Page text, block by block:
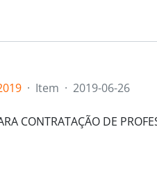
· Item · 2019-06-26
CONTRATAÇÃO DE